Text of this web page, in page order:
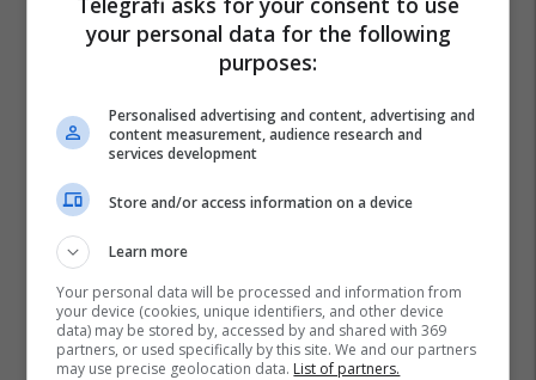
your personal data for the following
purposes:
Personalised advertising and content, advertising and
content measurement, audience research and
services development
Store and/or access information on a device
Learn more
Your personal data will be processed and information from
your device (cookies, unique identifiers, and other device
data) may be stored by, accessed by and shared with 369
partners, or used specifically by this site. We and our partners
may use precise geolocation data. List of partners.